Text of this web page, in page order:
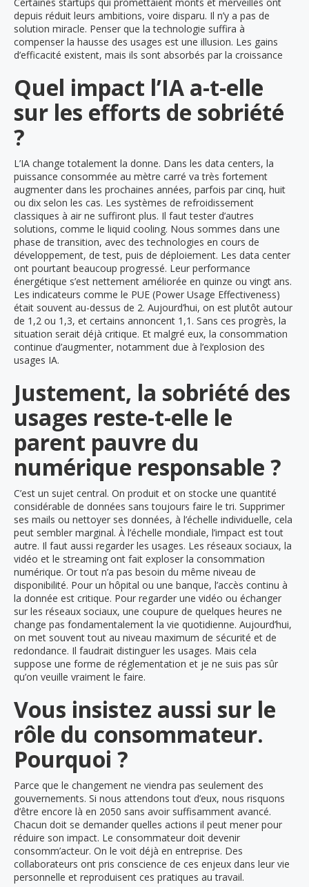
depuis réduit leurs ambitions, voire disparu. Il n’y a pas de
solution miracle. Penser que la technologie suffira à
compenser la hausse des usages est une illusion. Les gains
d’efficacité existent, mais ils sont absorbés par la croissance
Quel impact l’IA a-t-elle
sur les efforts de sobriété
?
L’IA change totalement la donne. Dans les data centers, la
puissance consommée au mètre carré va très fortement
augmenter dans les prochaines années, parfois par cinq, huit
ou dix selon les cas. Les systèmes de refroidissement
classiques à air ne suffiront plus. Il faut tester d’autres
solutions, comme le liquid cooling. Nous sommes dans une
phase de transition, avec des technologies en cours de
développement, de test, puis de déploiement. Les data center
ont pourtant beaucoup progressé. Leur performance
énergétique s’est nettement améliorée en quinze ou vingt ans.
Les indicateurs comme le PUE (Power Usage Effectiveness)
était souvent au-dessus de 2. Aujourd’hui, on est plutôt autour
de 1,2 ou 1,3, et certains annoncent 1,1. Sans ces progrès, la
situation serait déjà critique. Et malgré eux, la consommation
continue d’augmenter, notamment due à l’explosion des
usages IA.
Justement, la sobriété des
usages reste-t-elle le
parent pauvre du
numérique responsable ?
C’est un sujet central. On produit et on stocke une quantité
considérable de données sans toujours faire le tri. Supprimer
ses mails ou nettoyer ses données, à l’échelle individuelle, cela
peut sembler marginal. À l’échelle mondiale, l’impact est tout
autre. Il faut aussi regarder les usages. Les réseaux sociaux, la
vidéo et le streaming ont fait exploser la consommation
numérique. Or tout n’a pas besoin du même niveau de
disponibilité. Pour un hôpital ou une banque, l’accès continu à
la donnée est critique. Pour regarder une vidéo ou échanger
sur les réseaux sociaux, une coupure de quelques heures ne
change pas fondamentalement la vie quotidienne. Aujourd’hui,
on met souvent tout au niveau maximum de sécurité et de
redondance. Il faudrait distinguer les usages. Mais cela
suppose une forme de réglementation et je ne suis pas sûr
qu’on veuille vraiment le faire.
Vous insistez aussi sur le
rôle du consommateur.
Pourquoi ?
Parce que le changement ne viendra pas seulement des
gouvernements. Si nous attendons tout d’eux, nous risquons
d’être encore là en 2050 sans avoir suffisamment avancé.
Chacun doit se demander quelles actions il peut mener pour
réduire son impact. Le consommateur doit devenir
consomm’acteur. On le voit déjà en entreprise. Des
collaborateurs ont pris conscience de ces enjeux dans leur vie
personnelle et reproduisent ces pratiques au travail.